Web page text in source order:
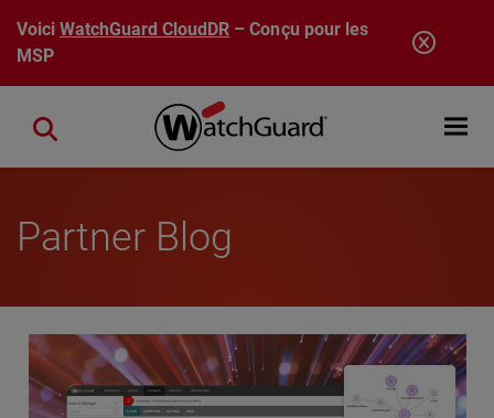
Aller au contenu principal
VoiciWatchGuard CloudDR – Conçu pour les
MSP
Open
Close search
Partner Blog